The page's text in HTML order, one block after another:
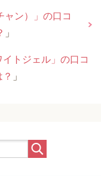
ャン）」の口コ
」
トジェル」の口コ
」